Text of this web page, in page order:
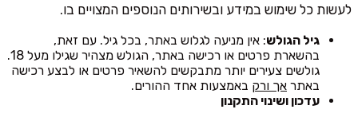
לעשות כל שימוש במידע ובשירותים הנוספים המצויים בו.
גיל הגולש: אין מניעה לגלוש באתר, בכל גיל. עם זאת,
בהשארת פרטים או רכישה באתר, הגולש מצהיר שגילו מעל 18.
גולשים צעירים יותר מתבקשים להשאיר פרטים או לבצע רכישה
באתר אך ורק באמצעות אחד ההורים.
עדכון ושינוי התקנון